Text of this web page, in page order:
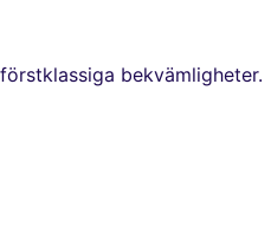
bekvämligheter.